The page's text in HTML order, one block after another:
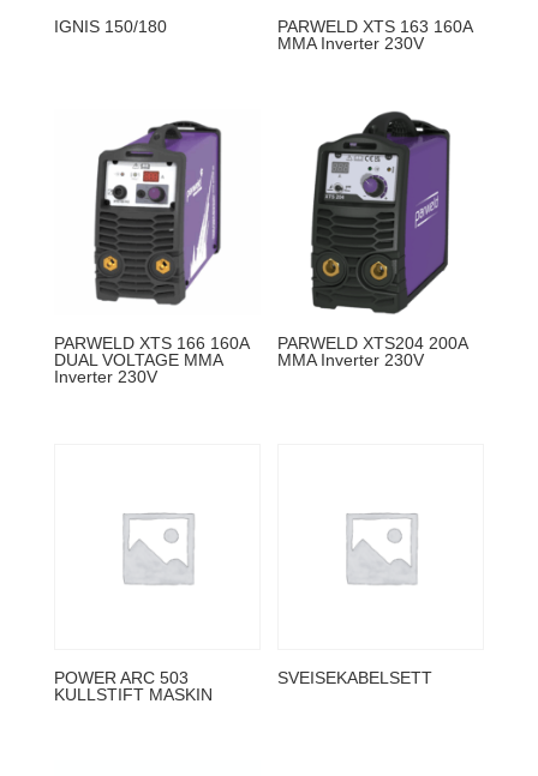
IGNIS 150/180
PARWELD XTS 163 160A
MMA Inverter 230V
PARWELD XTS 166 160A
DUAL VOLTAGE MMA
Inverter 230V
PARWELD XTS204 200A
MMA Inverter 230V
POWER ARC 503
KULLSTIFT MASKIN
SVEISEKABELSETT